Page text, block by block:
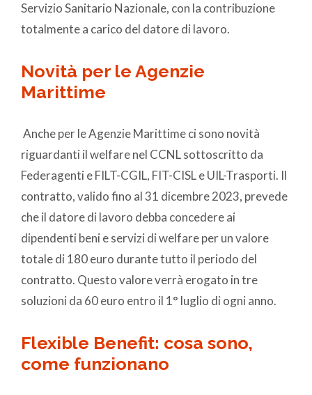
Servizio Sanitario Nazionale, con la contribuzione
totalmente a carico del datore di lavoro.
Novità per le Agenzie
Marittime
Anche per le Agenzie Marittime ci sono novità
riguardanti il welfare nel CCNL sottoscritto da
Federagenti e FILT-CGIL, FIT-CISL e UIL-Trasporti. Il
contratto, valido fino al 31 dicembre 2023, prevede
che il datore di lavoro debba concedere ai
dipendenti beni e servizi di welfare per un valore
totale di 180 euro durante tutto il periodo del
contratto. Questo valore verrà erogato in tre
soluzioni da 60 euro entro il 1° luglio di ogni anno.
Flexible Benefit: cosa sono,
come funzionano